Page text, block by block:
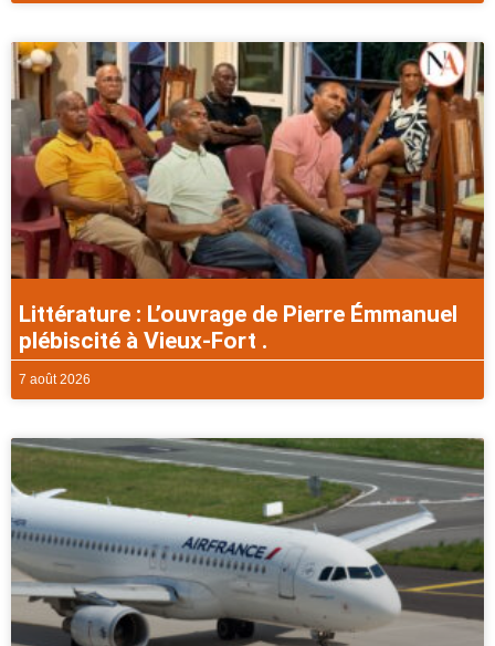
Littérature : L’ouvrage de Pierre Émmanuel
plébiscité à Vieux-Fort .
7 août 2026